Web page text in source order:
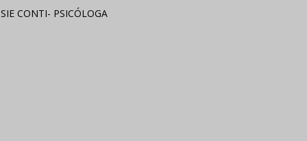
CONTI- PSICÓLOGA